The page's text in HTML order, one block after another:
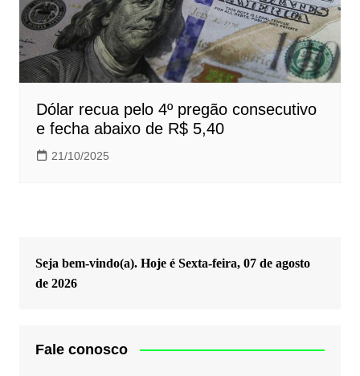
Dólar recua pelo 4º pregão consecutivo
e fecha abaixo de R$ 5,40
21/10/2025
Seja bem-vindo(a). Hoje é Sexta-feira, 07 de agosto
de 2026
Fale conosco